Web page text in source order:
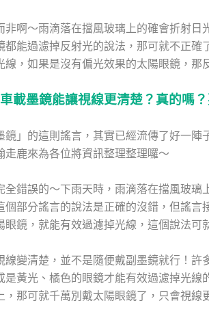
非啊～雨滴落在擋風玻璃上的確會折射日
都能過濾掉反射光的說法，那可就不正確
線，如果是沒有偏光效果的太陽眼鏡，那
載墨鏡能讓視線更清楚？真的嗎
鏡」的這則謠言，其實已經流傳了好一
走鹿來為各位將資訊整理整理囉～
全錯誤的～下雨天時，雨滴落在擋風玻璃
個部分謠言的說法是正確的沒錯，但謠言
眼鏡，就能有效過濾掉光線，這個說法可
線變清楚，並不是隨便戴副墨鏡就行！許
是黃光、橘色的眼鏡才能有效過濾掉光線
，那可就千萬別戴太陽眼鏡了，只會視線